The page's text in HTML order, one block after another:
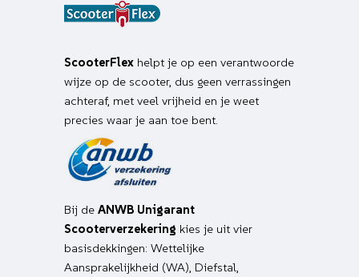
ScooterFlex helpt je op een verantwoorde
wijze op de scooter, dus geen verrassingen
achteraf, met veel vrijheid en je weet
precies waar je aan toe bent.
Bij de ANWB Unigarant
Scooterverzekering kies je uit vier
basisdekkingen: Wettelijke
Aansprakelijkheid (WA), Diefstal,